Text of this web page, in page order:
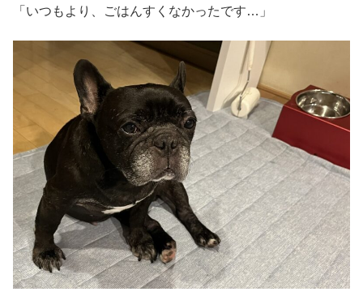
「いつもより、ごはんすくなかったです…」